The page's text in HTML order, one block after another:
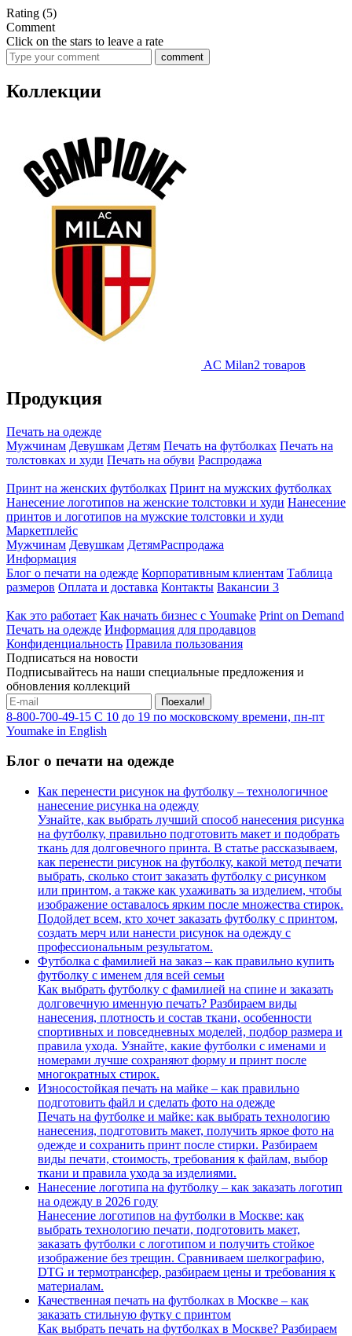
Rating (5)
Comment
Click on the stars to leave a rate
comment
Коллекции
AC Milan2 товаров
Продукция
Печать на одежде
Мужчинам Девушкам Детям Печать на футболках Печать на
толстовках и худи Печать на обуви Распродажа
Принт на женских футболках Принт на мужских футболках
Нанесение логотипов на женские толстовки и худи Нанесение
принтов и логотипов на мужские толстовки и худи
Маркетплейс
Мужчинам Девушкам ДетямРаспродажа
Информация
Блог о печати на одежде Корпоративным клиентам Таблица
размеров Оплата и доставка Контакты Вакансии 3
Как это работает Как начать бизнес с Youmake Print on Demand
Печать на одежде Информация для продавцов
Конфиденциальность Правила пользования
Подписаться на новости
Подписывайтесь на наши специальные предложения и
обновления коллекций
Поехали!
8-800-700-49-15 С 10 до 19 по московскому времени, пн-пт
Youmake in English
Блог о печати на одежде
Как перенести рисунок на футболку – технологичное
нанесение рисунка на одежду
Узнайте, как выбрать лучший способ нанесения рисунка
на футболку, правильно подготовить макет и подобрать
ткань для долговечного принта. В статье рассказываем,
как перенести рисунок на футболку, какой метод печати
выбрать, сколько стоит заказать футболку с рисунком
или принтом, а также как ухаживать за изделием, чтобы
изображение оставалось ярким после множества стирок.
Подойдет всем, кто хочет заказать футболку с принтом,
создать мерч или нанести рисунок на одежду с
профессиональным результатом.
Футболка с фамилией на заказ – как правильно купить
футболку с именем для всей семьи
Как выбрать футболку с фамилией на спине и заказать
долговечную именную печать? Разбираем виды
нанесения, плотность и состав ткани, особенности
спортивных и повседневных моделей, подбор размера и
правила ухода. Узнайте, какие футболки с именами и
номерами лучше сохраняют форму и принт после
многократных стирок.
Износостойкая печать на майке – как правильно
подготовить файл и сделать фото на одежде
Печать на футболке и майке: как выбрать технологию
нанесения, подготовить макет, получить яркое фото на
одежде и сохранить принт после стирки. Разбираем
виды печати, стоимость, требования к файлам, выбор
ткани и правила ухода за изделиями.
Нанесение логотипа на футболку – как заказать логотип
на одежду в 2026 году
Нанесение логотипов на футболки в Москве: как
выбрать технологию печати, подготовить макет,
заказать футболки с логотипом и получить стойкое
изображение без трещин. Сравниваем шелкографию,
DTG и термотрансфер, разбираем цены и требования к
материалам.
Качественная печать на футболках в Москве – как
заказать стильную футку с принтом
Как выбрать печать на футболках в Москве? Разбираем